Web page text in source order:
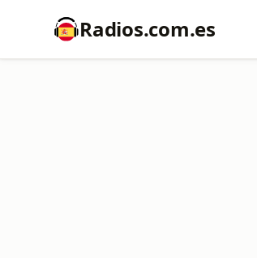
Radios.com.es